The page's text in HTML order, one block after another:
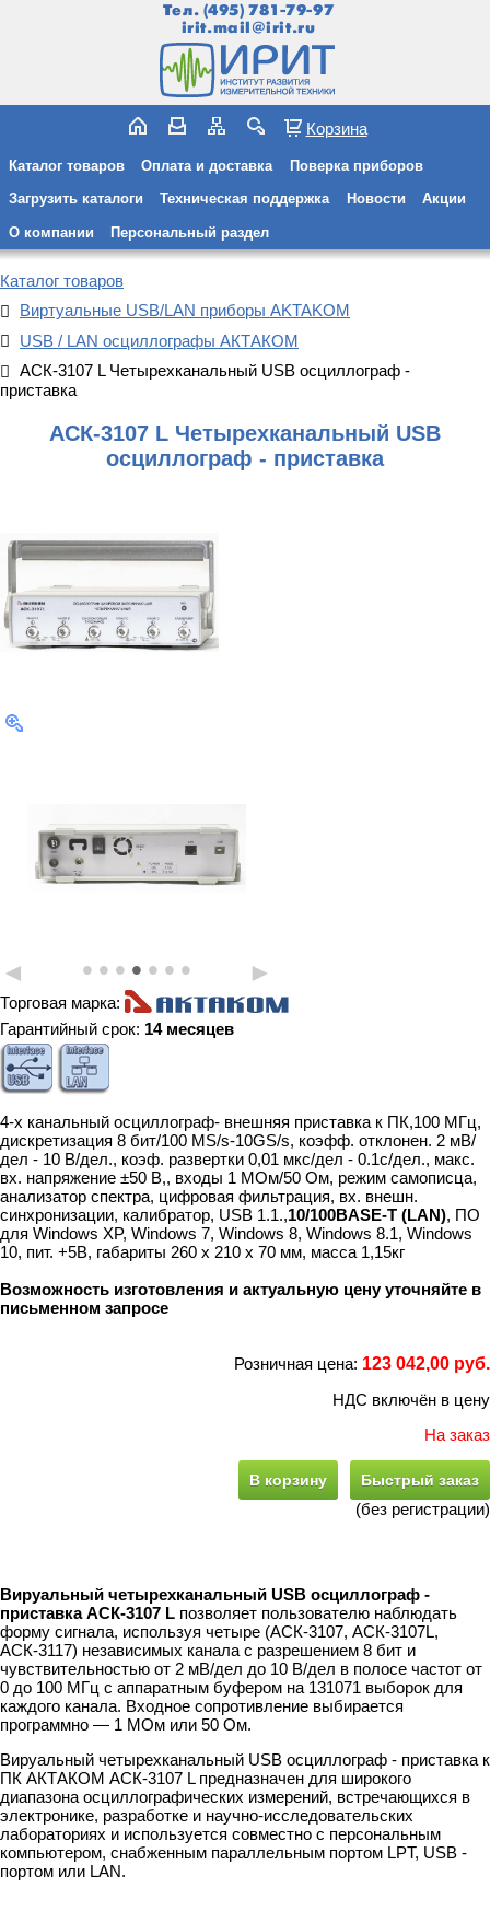
Тел. (495) 781-79-97
irit.mail@irit.ru
Корзина
Каталог товаров Оплата и доставка Поверка приборов
Загрузить каталоги Техническая поддержка Новости Акции
О компании Персональный раздел
Каталог товаров
Виртуальные USB/LAN приборы AKTAKOM
USB / LAN осциллографы АКТАКОМ
АСК-3107 L Четырехканальный USB осциллограф -
приставка
АСК-3107 L Четырехканальный USB
осциллограф - приставка
• • • • • • •
◄ ►
Торговая марка:
Гарантийный срок: 14 месяцев
4-х канальный осциллограф- внешняя приставка к ПК,100 МГц,
дискретизация 8 бит/100 MS/s-10GS/s, коэфф. отклонен. 2 мВ/
дел - 10 В/дел., коэф. развертки 0,01 мкс/дел - 0.1c/дел., макс.
вх. напряжение ±50 В,, входы 1 МОм/50 Ом, режим самописца,
анализатор спектра, цифровая фильтрация, вх. внешн.
синхронизации, калибратор, USB 1.1.,10/100BASE-T (LAN), ПО
для Windows XP, Windows 7, Windows 8, Windows 8.1, Windows
10, пит. +5В, габариты 260 х 210 х 70 мм, масса 1,15кг
Возможность изготовления и актуальную цену уточняйте в
письменном запросе
Розничная цена: 123 042,00 руб.
НДС включён в цену
На заказ
В корзину Быстрый заказ
(без регистрации)
Вируальный четырехканальный USB осциллограф -
приставка АСК-3107 L позволяет пользователю наблюдать
форму сигнала, используя четыре (АСК-3107, АСК-3107L,
АСК-3117) независимых канала с разрешением 8 бит и
чувствительностью от 2 мВ/дел до 10 В/дел в полосе частот от
0 до 100 МГц с аппаратным буфером на 131071 выборок для
каждого канала. Входное сопротивление выбирается
программно — 1 МОм или 50 Ом.
Вируальный четырехканальный USB осциллограф - приставка к
ПК АКТАКОМ АСК-3107 L предназначен для широкого
диапазона осциллографических измерений, встречающихся в
электронике, разработке и научно-исследовательских
лабораториях и используется совместно с персональным
компьютером, снабженным параллельным портом LPT, USB -
портом или LAN.